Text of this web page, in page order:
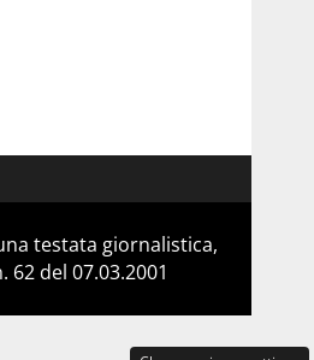
testata giornalistica,
del 07.03.2001